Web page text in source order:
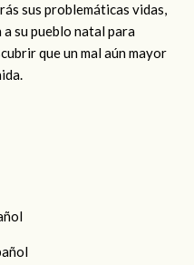
sus problemáticas vidas,
su pueblo natal para
que un mal aún mayor